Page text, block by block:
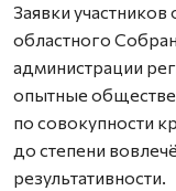
Заявки
областного
администрации
опытные
по совокупности
до степени
результативности.